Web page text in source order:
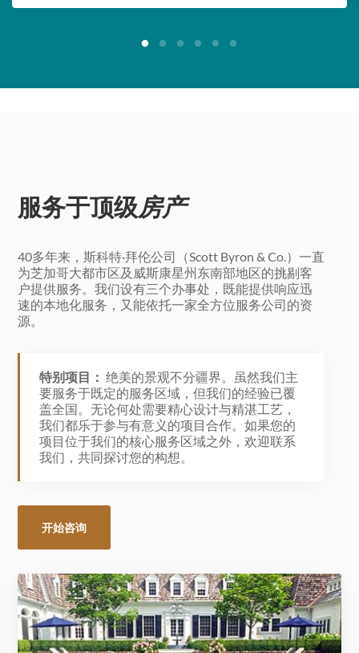
服务于顶级房产
40多年来，斯科特·拜伦公司（Scott Byron & Co.）一直
为芝加哥大都市区及威斯康星州东南部地区的挑剔客
户提供服务。我们设有三个办事处，既能提供响应迅
速的本地化服务，又能依托一家全方位服务公司的资
源。
特别项目： 绝美的景观不分疆界。虽然我们主
要服务于既定的服务区域，但我们的经验已覆
盖全国。无论何处需要精心设计与精湛工艺，
我们都乐于参与有意义的项目合作。如果您的
项目位于我们的核心服务区域之外，欢迎联系
我们，共同探讨您的构想。
开始咨询